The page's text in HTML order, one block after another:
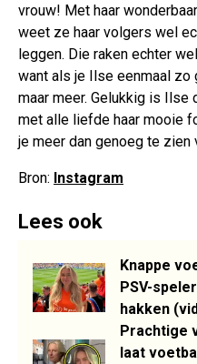
vrouw! Met haar
weet ze haar volgers wel
leggen. Die raken echter
want als je Ilse eenmaal zo
maar meer. Gelukkig is
met alle liefde haar mooie
je meer dan genoeg te
Bron: Instagram
Lees ook
Knappe
PSV-
hakken
Prachtige
laat